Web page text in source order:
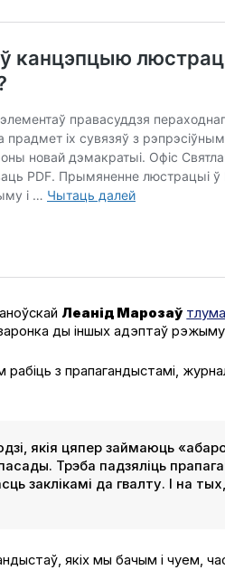
Леанід Марозаў
ды іншых адэптаў
з прапагандыстамі,
якія цяпер займаюць
Трэба падзяліць
заклікамі да гвалту. І на
якіх мы бачым і чуем,